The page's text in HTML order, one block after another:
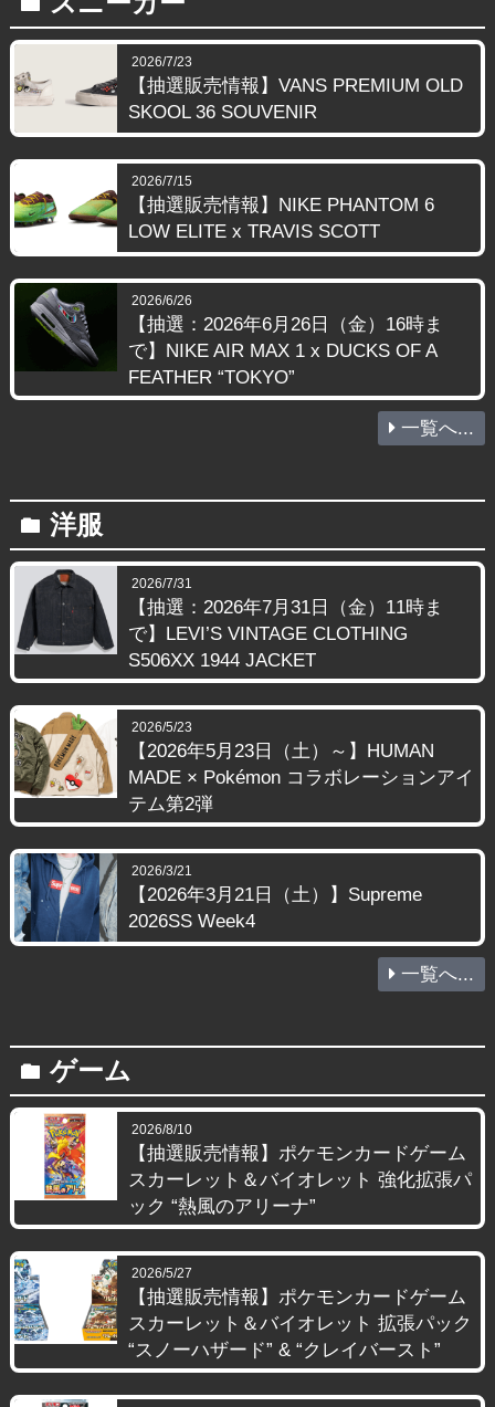
2026/7/23
【抽選販売情報】VANS PREMIUM OLD
SKOOL 36 SOUVENIR
2026/7/15
【抽選販売情報】NIKE PHANTOM 6
LOW ELITE x TRAVIS SCOTT
2026/6/26
【抽選：2026年6月26日（金）16時ま
で】NIKE AIR MAX 1 x DUCKS OF A
FEATHER “TOKYO”
一覧へ...
folder 洋服
2026/7/31
【抽選：2026年7月31日（金）11時ま
で】LEVI’S VINTAGE CLOTHING
S506XX 1944 JACKET
2026/5/23
【2026年5月23日（土）～】HUMAN
MADE × Pokémon コラボレーションアイ
テム第2弾
2026/3/21
【2026年3月21日（土）】Supreme
2026SS Week4
一覧へ...
folder ゲーム
2026/8/10
【抽選販売情報】ポケモンカードゲーム
スカーレット＆バイオレット 強化拡張パ
ック “熱風のアリーナ”
2026/5/27
【抽選販売情報】ポケモンカードゲーム
スカーレット＆バイオレット 拡張パック
“スノーハザード” & “クレイバースト”